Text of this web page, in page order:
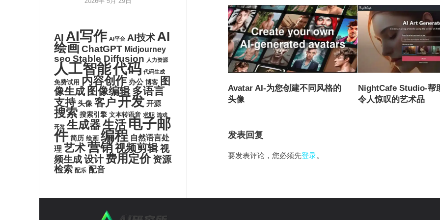
Avatar AI-为您创建不同风格的
头像
NightCafe Studio-帮
令人惊叹的艺术品
发表回复
要发表评论，您必须先登录。
AI AI写作 AI平台 AI技术AI
绘画ChatGPT Midjourney
seo Stable Diffusion 人力资源
人工智能代码 代码生成
免费试用 内容创作 办公 博客 图
像生成 图像编辑 多语言
支持 头像 客户开发 开源
搜索 搜索引擎 文本转语音 求职 游戏
开发 生成器生活 电子邮
件 简历 绘画 编程 自然语言处
理 艺术营销视频剪辑视
频生成设计费用定价 资源
检索 配乐 配音